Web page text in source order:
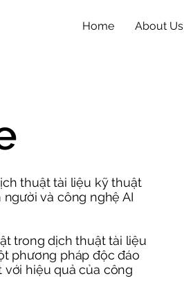
Home About Us
thuật tài liệu kỹ thuật
và công nghệ AI
trong dịch thuật tài liệu
phương pháp độc đáo
hiệu quả của công